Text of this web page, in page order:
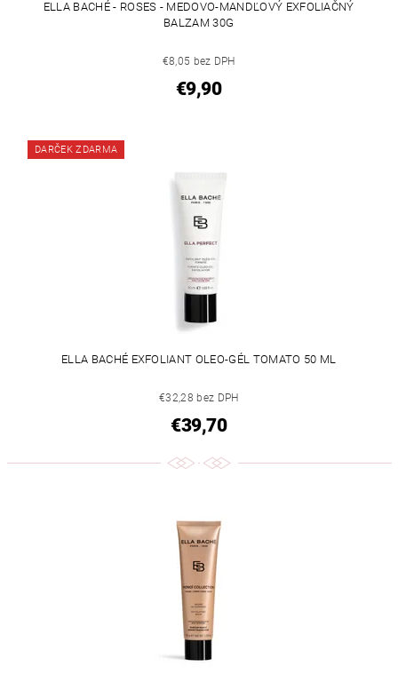
ELLA BACHÉ - ROSES - MEDOVO-MANDĽOVÝ EXFOLIAČNÝ
BALZAM 30G
€8,05 bez DPH
€9,90
DARČEK ZDARMA
ELLA BACHÉ EXFOLIANT OLEO-GÉL TOMATO 50 ML
€32,28 bez DPH
€39,70